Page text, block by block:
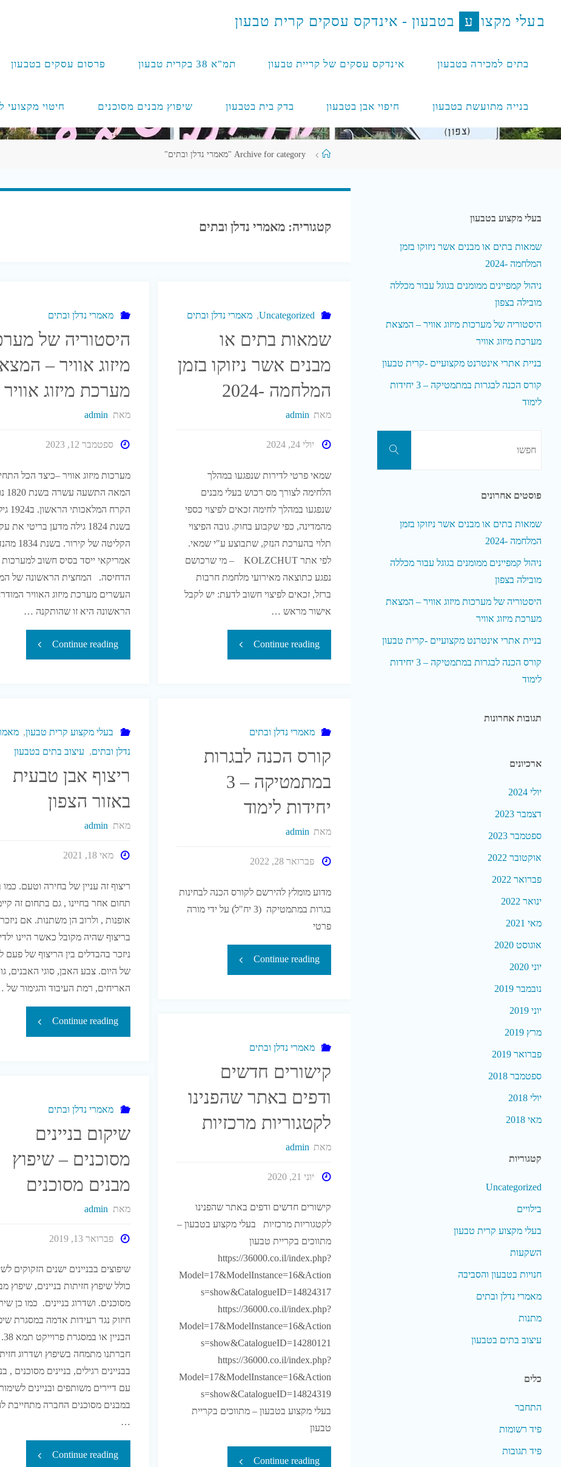
לתוכןבעלי מקצו ע בטבעון - אינדקס עסקים קרית טבעון
בתים למכירה בטבעון אינדקס עסקים של קריית טבעון תמ"א 38 בקרית טבעון פרסום עסקים בטבעון
בנייה מתועשת בטבעון חיפוי אבן בטבעון בדק בית בטבעון שיפוץ מבנים מסוכנים חיטוי מקצועי
עמוד Archive for category "מאמרי נדלן ובתים"
קטגוריה:מאמרי נדלן ובתים
Uncategorized
, מאמרי נדלן ובתים
שמאות בתים או
מבנים אשר ניזוקו בזמן
המלחמה -2024
מאת admin
יולי 24, 2024
שמאי פרטי לדירות שנפגעו במהלך
הלחימה לצורך מס רכוש בעלי מבנים
שנפגעו במהלך לחימה זכאים לפיצוי כספי
מהמדינה, כפי שקבוע בחוק. גובה הפיצוי
תלוי בהערכת הנזק, שתבוצע ע"י שמאי.
לפי אתר KOLZCHUT – מי שרכושם
נפגע כתוצאה מאירועי מלחמת חרבות
ברזל, זכאים לפיצוי חשוב לדעת: יש לקבל
אישור מראש …
Continue reading"שמאות
מבנים
אשר
מאמרי נדלן ובתים
היסטוריה של
מיזוג אוויר –
מערכת מיזוג אוויר
מאת admin
ספטמבר 12, 2023
מערכות מיזוג אוויר –כיצד הכל
המאה
הקרח
בשנת 1824 גילה מדען בריטי את
הקליטה של קירור.
אמריקאי ייסד בסיס חשוב למערכות
הדחיסה. המחצית הראשונה של
העשרים מערכת מיזוג האוויר
הראשונה היא זו שהותקנה …
Continue reading"היסטוריה
מיזוג
אוויר"
מאמרי נדלן ובתים
קורס הכנה לבגרות
במתמטיקה – 3
יחידות לימוד
מאת admin
פברואר 28, 2022
מדוע מומלץ להירשם לקורס הכנה לבחינות
בגרות במתמטיקה (3 יח"ל) על ידי מורה
פרטי
Continue reading"קורס
במתמטיקה
בעלי מקצוע קרית טבעון,
נדלן ובתים, עיצוב בתים בטבעון
ריצוף אבן טבעית
באזור הצפון
מאת admin
מאי 18, 2021
ריצוף זה עניין של בחירה וטעם. כמו
תחום אחר בחיינו , גם בתחום זה
אופנות , ולרוב הן משתנות. אם
בריצוף שהיה מקובל כאשר היינו
ניזכר בהבדלים בין הריצוף של פעם
של היום. צבע האבן, סוגי האבנים,
האריחים, רמת העיבוד והגימור של
Continue reading"ריצוף
באזור
הצפון"
מאמרי נדלן ובתים
קישורים חדשים
ודפים באתר שהפנינו
לקטגוריות מרכזיות
מאת admin
יוני 21, 2020
קישורים חדשים ודפים באתר שהפנינו
לקטגוריות מרכזיות בעלי מקצוע בטבעון –
מתווכים בקריית טבעון
https://36000.co.il/index.php?
Model=17&ModelInstance=16&Action
s=show&CatalogueID=14824317
https://36000.co.il/index.php?
Model=17&ModelInstance=16&Action
s=show&CatalogueID=14280121
https://36000.co.il/index.php?
Model=17&ModelInstance=16&Action
s=show&CatalogueID=14824319
בעלי מקצוע בטבעון – מתווכים בקריית
טבעון
Continue reading"קישורים
מאמרי נדלן ובתים
שיקום בניינים
מסוכנים – שיפוץ
מבנים מסוכנים
מאת admin
פברואר 13, 2019
שיפוצים בבניינים ישנים הזקוקים
כולל שיפוץ חזיתות בניינים, שיפוץ
מסוכנים. ושדרוג בניינים. כמו כן
חיזוק נגד רעידות אדמה במסגרת
הבניין או במסגרת פרוייקט תמא 38.
חברתנו מתמחה בשיפוץ ושדרוג
בבניינים רגילים, בניינים מסוכנים ,
עם דיירים משותפים ובניינים
במבנים מסוכנים החברה מתחייבת
…
Continue reading"שיקום
בעלי מקצוע בטבעון
שמאות בתים או מבנים אשר ניזוקו בזמן
המלחמה -2024
ניהול קמפיינים ממומנים בגוגל עבור מכללה
מובילה בצפון
היסטוריה של מערכות מיזוג אוויר – המצאת
מערכת מיזוג אוויר
בניית אתרי אינטרנט מקצועיים -קרית טבעון
קורס הכנה לבגרות במתמטיקה – 3 יחידות
לימוד
חפשו
פוסטים אחרונים
שמאות בתים או מבנים אשר ניזוקו בזמן
המלחמה -2024
ניהול קמפיינים ממומנים בגוגל עבור מכללה
מובילה בצפון
היסטוריה של מערכות מיזוג אוויר – המצאת
מערכת מיזוג אוויר
בניית אתרי אינטרנט מקצועיים -קרית טבעון
קורס הכנה לבגרות במתמטיקה – 3 יחידות
לימוד
תגובות אחרונות
ארכיונים
יולי 2024
דצמבר 2023
ספטמבר 2023
אוקטובר 2022
פברואר 2022
ינואר 2022
מאי 2021
אוגוסט 2020
יוני 2020
נובמבר 2019
יוני 2019
מרץ 2019
פברואר 2019
ספטמבר 2018
יולי 2018
מאי 2018
קטגוריות
Uncategorized
בילויים
בעלי מקצוע קרית טבעון
השקעות
חנויות בטבעון והסביבה
מאמרי נדלן ובתים
מתנות
עיצוב בתים בטבעון
כלים
התחבר
פיד רשומות
פיד תגובות